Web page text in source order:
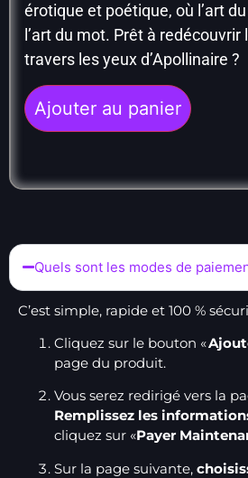
érotique et poétique, où l’art
l’art du mot. Prêt à redécouvrir
travers les yeux d’Apollinaire ?
Ajouter au panier
Quels sont les modes de
C’est simple, rapide et 100 %
Cliquez sur le bouton «
page du produit.
Vous serez redirigé vers la
Remplissez les
cliquez sur «Payer
Sur la page suivante,